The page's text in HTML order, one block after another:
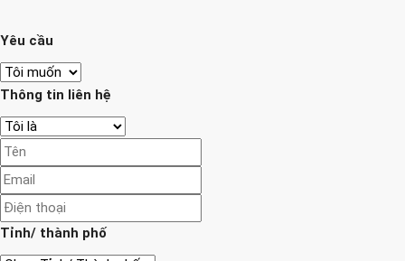
Yêu cầu
Thông tin liên hệ
Tỉnh/ thành phố